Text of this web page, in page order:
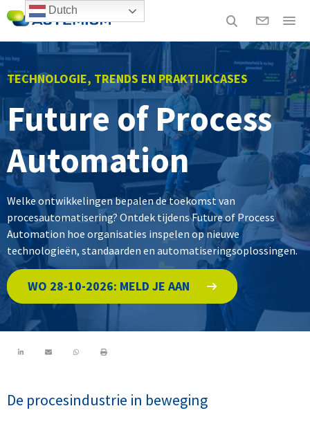
TECHNOLOGIE, TRENDS EN PRAKTIJKCASES
Future of Process
Automation
Welke ontwikkelingen bepalen de toekomst van
procesautomatisering? Ontdek tijdens Future of Process
Automation hoe organisaties inspelen op nieuwe
technologieën, standaarden en automatiseringsoplossingen.
WO 28-10-2026: MELD JE AAN
De procesindustrie in beweging
Dutch